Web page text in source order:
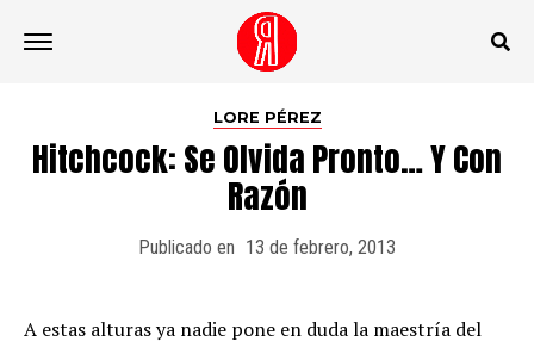
LORE PÉREZ
Hitchcock: Se Olvida Pronto… Y Con
Razón
Publicado en 13 de febrero, 2013
A estas alturas ya nadie pone en duda la maestría del
Ir a la versión móvil